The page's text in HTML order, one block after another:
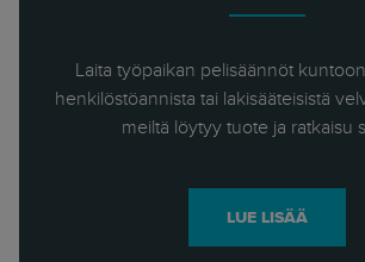
Laita työpaikan pelisäännöt
henkilöstöannista tai lakisääteisistä
meiltä löytyy tuote ja ratkaisu
LUE LISÄÄ